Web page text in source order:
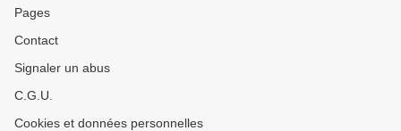
Pages
Contact
Signaler un abus
C.G.U.
Cookies et données personnelles